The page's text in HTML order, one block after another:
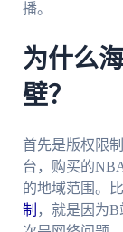
播。
为什么
壁？
首先是版权限
台，购买的
的地域范围。
制 ，就是因为